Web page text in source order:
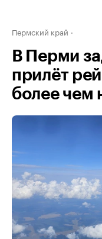
Пермский край
В Перми
прилёт
более чем